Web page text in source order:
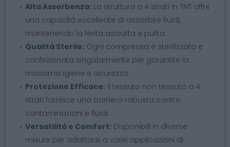
Alta Assorbenza: La struttura a 4 strati in TNT offre
una capacità eccellente di assorbire fluidi,
mantenendo la ferita asciutta e pulita.
Qualità Sterile: Ogni compressa è sterilizzata e
confezionata singolarmente per garantire la
massima igiene e sicurezza.
Protezione Efficace: Il tessuto non tessuto a 4
strati fornisce una barriera robusta contro
contaminazioni e fluidi.
Versatilità e Comfort: Disponibili in diverse
misure per adattarsi a varie applicazioni di